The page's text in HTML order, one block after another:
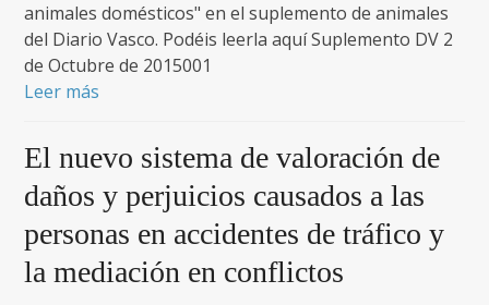
animales domésticos" en el suplemento de animales
del Diario Vasco. Podéis leerla aquí Suplemento DV 2
de Octubre de 2015001
Leer más
El nuevo sistema de valoración de
daños y perjuicios causados a las
personas en accidentes de tráfico y
la mediación en conflictos